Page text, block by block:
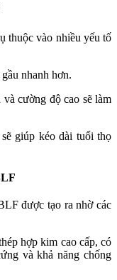
thuộc vào nhiều yếu tố
nhanh hơn.
cường độ cao sẽ làm
giúp kéo dài tuổi thọ
được tạo ra nhờ các
hợp kim cao cấp, có
và khả năng chống